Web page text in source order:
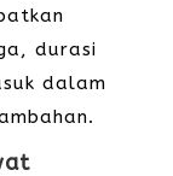
durasi
dalam